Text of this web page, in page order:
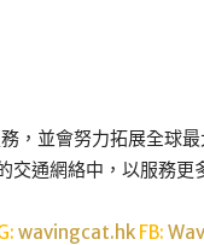
，並會努力拓展全球
通網絡中，以服務更
wavingcat.hkFB: